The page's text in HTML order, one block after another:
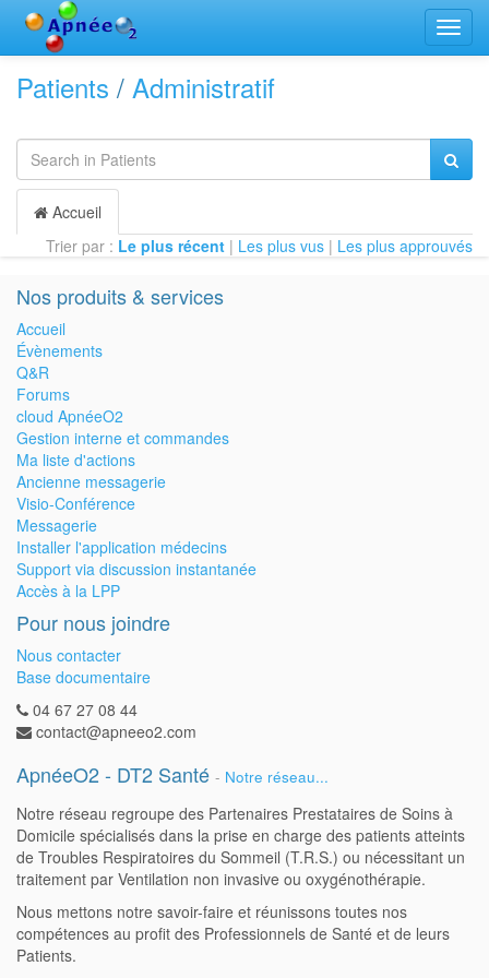
la
Patients / Administratif
Accueil
Trier par : Le plus récent | Les plus vus | Les plus approuvés
Nos produits & services
Accueil
Évènements
Q&R
Forums
cloud ApnéeO2
Gestion interne et commandes
Ma liste d'actions
Ancienne messagerie
Visio-Conférence
Messagerie
Installer l'application médecins
Support via discussion instantanée
Accès à la LPP
Pour nous joindre
Nous contacter
Base documentaire
04 67 27 08 44
contact@apneeo2.com
ApnéeO2 - DT2 Santé - Notre réseau...
Notre réseau regroupe des Partenaires Prestataires de Soins à
Domicile spécialisés dans la prise en charge des patients atteints
de Troubles Respiratoires du Sommeil (T.R.S.) ou nécessitant un
traitement par Ventilation non invasive ou oxygénothérapie.
Nous mettons notre savoir-faire et réunissons toutes nos
compétences au profit des Professionnels de Santé et de leurs
Patients.